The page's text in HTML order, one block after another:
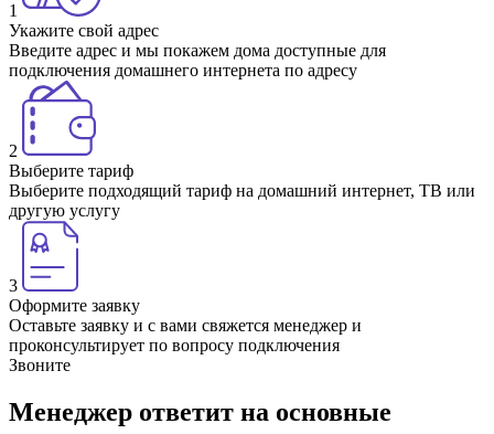
1
Укажите свой адрес
Введите адрес и мы покажем дома доступные для
подключения домашнего интернета по адресу
2
Выберите тариф
Выберите подходящий тариф на домашний интернет, ТВ или
другую услугу
3
Оформите заявку
Оставьте заявку и с вами свяжется менеджер и
проконсультирует по вопросу подключения
Звоните
Менеджер ответит на основные